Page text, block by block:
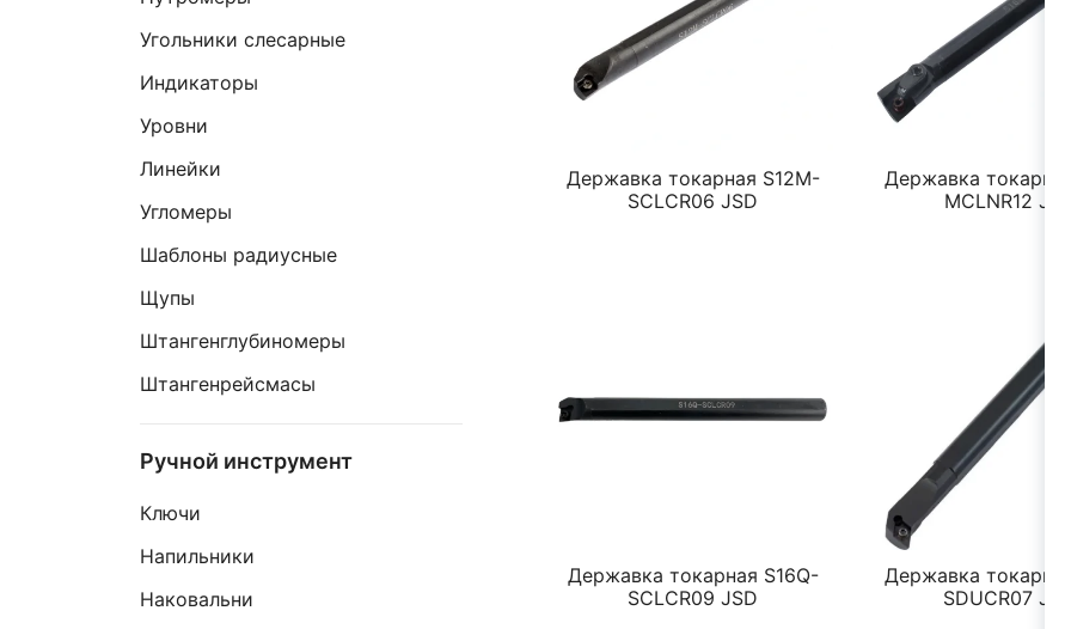
Державка токарная S12M-
SCLCR06 JSD
Державка токарная
MCLNR12 JSD
Державка токарная S16Q-
SCLCR09 JSD
Державка токарная
SDUCR07 JSD
Угольники слесарные
Индикаторы
Уровни
Линейки
Угломеры
Шаблоны радиусные
Щупы
Штангенглубиномеры
Штангенрейсмасы
Ручной инструмент
Ключи
Напильники
Наковальни